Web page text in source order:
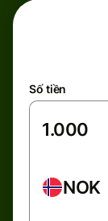
Số tiền
NOK